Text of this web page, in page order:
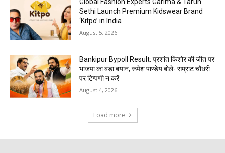
Global Fashion Experts Garima & Tarun
Sethi Launch Premium Kidswear Brand
‘Kitpo’ in India
August 5, 2026
Bankipur Bypoll Result: प्रशांत किशोर की जीत पर
भाजपा का बड़ा बयान, रूपेश पाण्डेय बोले- सम्राट चौधरी
पर टिप्पणी न करें
August 4, 2026
Load more